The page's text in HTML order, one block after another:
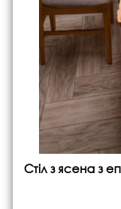
Стіл з ясена з